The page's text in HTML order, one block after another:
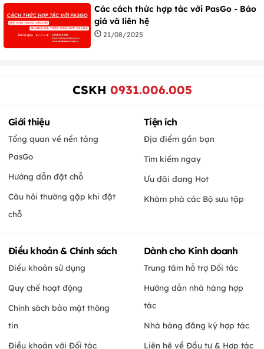
Các cách thức hợp tác với PasGo - Báo
giá và liên hệ
21/08/2025
CSKH 0931.006.005
Giới thiệu
Tổng quan về nền tảng
PasGo
Hướng dẫn đặt chỗ
Câu hỏi thường gặp khi đặt
chỗ
Tiện ích
Địa điểm gần bạn
Tìm kiếm ngay
Ưu đãi đang Hot
Khám phá các Bộ sưu tập
Điều khoản & Chính sách
Điều khoản sử dụng
Quy chế hoạt động
Chính sách bảo mật thông
tin
Điều khoản với Đối tác
Dành cho Kinh doanh
Trung tâm hỗ trợ Đối tác
Hướng dẫn nhà hàng hợp
tác
Nhà hàng đăng ký hợp tác
Liên hệ về Đầu tư & Hợp tác